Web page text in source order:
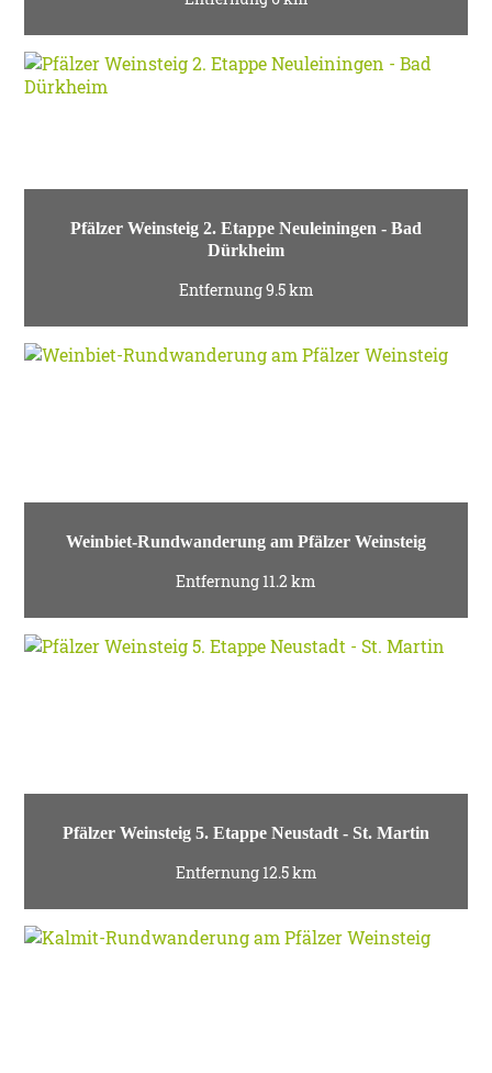
Pfälzer Weinsteig 2. Etappe Neuleiningen - Bad
Dürkheim
Entfernung 9.5 km
Weinbiet-Rundwanderung am Pfälzer Weinsteig
Entfernung 11.2 km
Pfälzer Weinsteig 5. Etappe Neustadt - St. Martin
Entfernung 12.5 km